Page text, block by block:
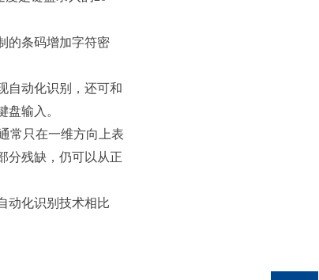
的条码增加字符密
自动化识别，还可和
输入。
常只在一维方向上表
分残缺，仍可以从正
动化识别技术相比